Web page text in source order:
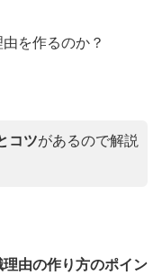
を作るのか？
コツがあるので解説
由の作り方のポイン